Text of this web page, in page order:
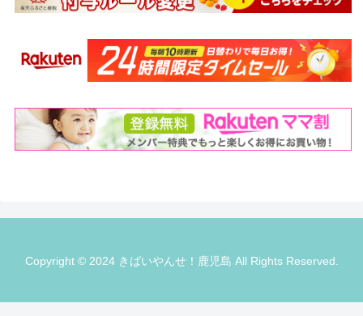
Copyright © 2024 きばいやんせ！鹿児島 All Rights Reserved.